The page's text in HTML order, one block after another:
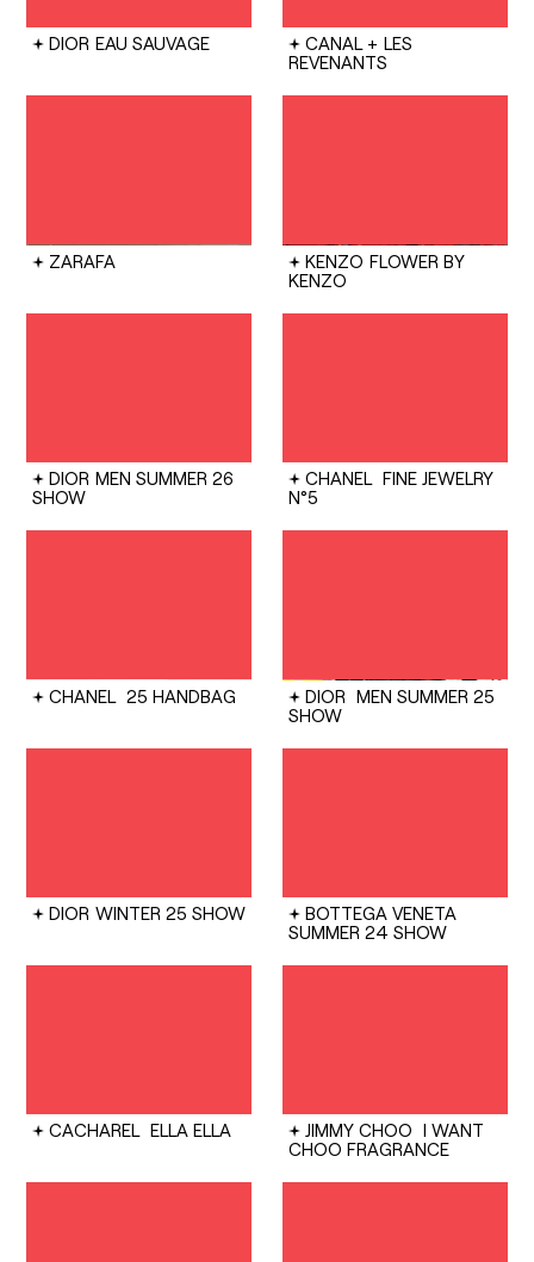
DIOR EAU SAUVAGE CANAL + LES
REVENANTS
ZARAFA KENZO FLOWER BY
KENZO
DIOR MEN SUMMER 26
SHOW
CHANEL FINE JEWELRY
N°5
CHANEL 25 HANDBAG DIOR MEN SUMMER 25
SHOW
DIOR WINTER 25 SHOW
BOTTEGA VENETA
SUMMER 24 SHOW
CACHAREL ELLA ELLA JIMMY CHOO I WANT
CHOO FRAGRANCE